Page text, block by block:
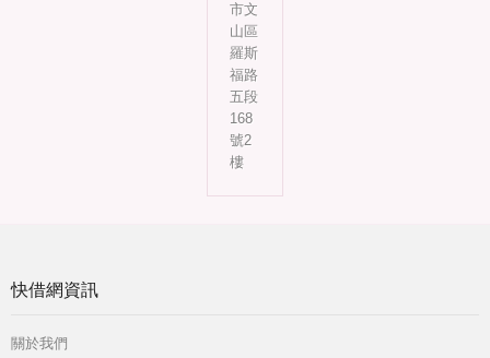
市文
山區
羅斯
福路
五段
168
號2
樓
快借網資訊
關於我們